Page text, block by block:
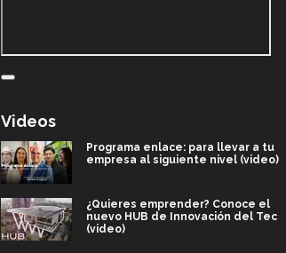
Videos
Programa enlace: para llevar a tu
empresa al siguiente nivel (video)
¿Quieres emprender? Conoce el
nuevo HUB de Innovación del Tec
(video)